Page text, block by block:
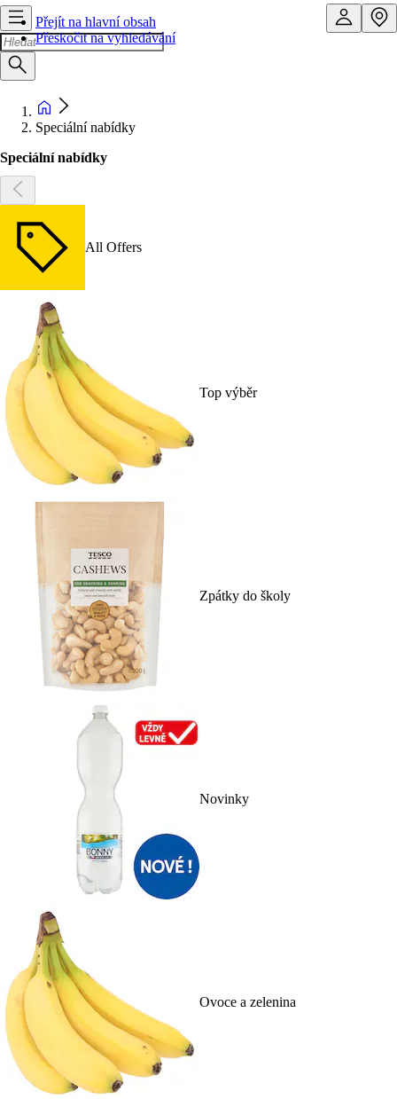
Přejít na hlavní obsah
Přeskočit na vyhledávání
Speciální nabídky
Speciální nabídky
All Offers
Top výběr
Zpátky do školy
Novinky
Ovoce a zelenina